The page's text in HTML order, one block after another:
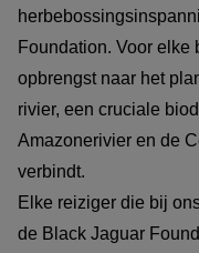
Foundation. Voor elke
opbrengst naar het
rivier, een cruciale
Amazonerivier en de
verbindt.
Elke reiziger die bij
de Black Jaguar